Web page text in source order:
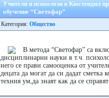
Учители и психолози в Кюстендил
обучение “Светофар”
Категория: Общество
В метода “Светофар” са
дисциплинарни науки в т.ч.
него се прави самооценка от
децата да могат да си дадат сметка
техния ум,да знаят как да се